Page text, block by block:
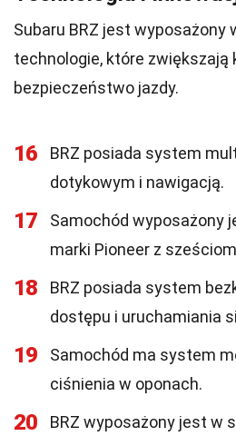
Subaru BRZ jest wyposażony
technologie, które zwiększają
bezpieczeństwo jazdy.
16
BRZ posiada system
dotykowym i nawigacją.
17
Samochód wyposażony
marki Pioneer z
18
BRZ posiada system
dostępu i uruchamiania
19
Samochód ma system
ciśnienia w oponach.
20
BRZ wyposażony jest w